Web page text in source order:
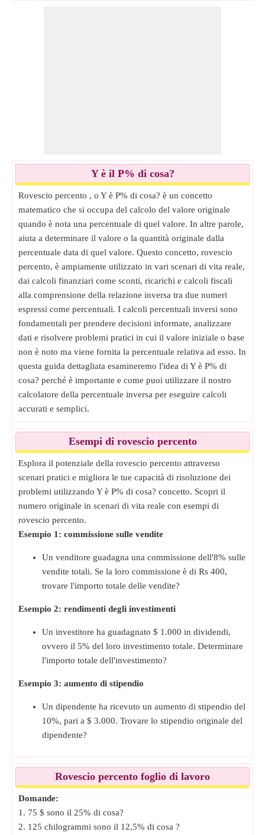
Y è il P% di cosa?
Rovescio percento , o Y è P% di cosa? è un concetto
matematico che si occupa del calcolo del valore originale
quando è nota una percentuale di quel valore. In altre parole,
aiuta a determinare il valore o la quantità originale dalla
percentuale data di quel valore. Questo concetto, rovescio
percento, è ampiamente utilizzato in vari scenari di vita reale,
dai calcoli finanziari come sconti, ricarichi e calcoli fiscali
alla comprensione della relazione inversa tra due numeri
espressi come percentuali. I calcoli percentuali inversi sono
fondamentali per prendere decisioni informate, analizzare
dati e risolvere problemi pratici in cui il valore iniziale o base
non è noto ma viene fornita la percentuale relativa ad esso. In
questa guida dettagliata esamineremo l'idea di Y è P% di
cosa? perché è importante e come puoi utilizzare il nostro
calcolatore della percentuale inversa per eseguire calcoli
accurati e semplici.
Esempi di rovescio percento
Esplora il potenziale della rovescio percento attraverso
scenari pratici e migliora le tue capacità di risoluzione dei
problemi utilizzando Y è P% di cosa? concetto. Scopri il
numero originale in scenari di vita reale con esempi di
rovescio percento.
Esempio 1: commissione sulle vendite
Un venditore guadagna una commissione dell'8% sulle
vendite totali. Se la loro commissione è di Rs 400,
trovare l'importo totale delle vendite?
Esempio 2: rendimenti degli investimenti
Un investitore ha guadagnato $ 1.000 in dividendi,
ovvero il 5% del loro investimento totale. Determinare
l'importo totale dell'investimento?
Esempio 3: aumento di stipendio
Un dipendente ha ricevuto un aumento di stipendio del
10%, pari a $ 3.000. Trovare lo stipendio originale del
dipendente?
Rovescio percento foglio di lavoro
Domande:
1. 75 $ sono il 25% di cosa?
2. 125 chilogrammi sono il 12,5% di cosa ?